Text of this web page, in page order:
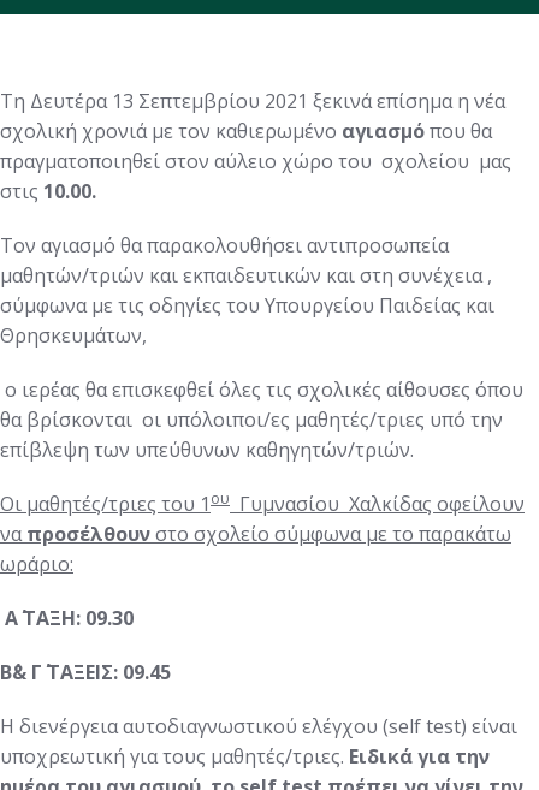
Τη Δευτέρα 13 Σεπτεμβρίου 2021 ξεκινά επίσημα η νέα
σχολική χρονιά με τον καθιερωμένο αγιασμόπου θα
πραγματοποιηθεί στον αύλειο χώρο του σχολείου μας
στις 10.00.
Τον αγιασμό θα παρακολουθήσει αντιπροσωπεία
μαθητών/τριών και εκπαιδευτικών και στη συνέχεια ,
σύμφωνα με τις οδηγίες του Υπουργείου Παιδείας και
Θρησκευμάτων,
ο ιερέας θα επισκεφθεί όλες τις σχολικές αίθουσες όπου
θα βρίσκονται οι υπόλοιποι/ες μαθητές/τριες υπό την
επίβλεψη των υπεύθυνων καθηγητών/τριών.
Οι μαθητές/τριες του 1 ου Γυμνασίου Χαλκίδας οφείλουν
ναπροσέλθουνστο σχολείο σύμφωνα με το παρακάτω
ωράριο:
Α΄ ΤΑΞΗ: 09.30
Β΄& Γ΄ ΤΑΞΕΙΣ: 09.45
Η διενέργεια αυτοδιαγνωστικού ελέγχου (self test) είναι
υποχρεωτική για τους μαθητές/τριες. Ειδικά για την